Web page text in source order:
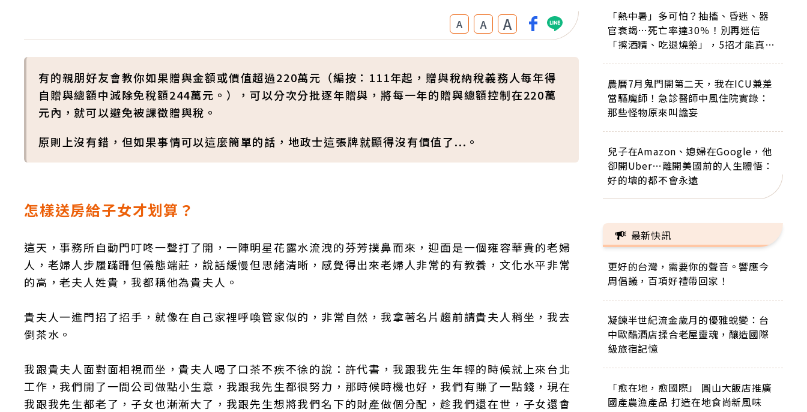
A A A
有的親朋好友會教你如果贈與金額或價值超過220萬元（編按：111年起，贈與稅納稅義務人每年得
自贈與總額中減除免稅額244萬元。），可以分次分批逐年贈與，將每一年的贈與總額控制在220萬
元內，就可以避免被課徵贈與稅。
原則上沒有錯，但如果事情可以這麼簡單的話，地政士這張牌就顯得沒有價值了...。
怎樣送房給子女才划算？
這天，事務所自動門叮咚一聲打了開，一陣明星花露水流洩的芬芳撲鼻而來，迎面是一個雍容華貴的老婦
人，老婦人步履蹣跚但儀態端莊，說話緩慢但思緒清晰，感覺得出來老婦人非常的有教養，文化水平非常
的高，老夫人姓貴，我都稱他為貴夫人。
貴夫人一進門招了招手，就像在自己家裡呼喚管家似的，非常自然，我拿著名片趨前請貴夫人稍坐，我去
倒茶水。
我跟貴夫人面對面相視而坐，貴夫人喝了口茶不疾不徐的說：許代書，我跟我先生年輕的時候就上來台北
工作，我們開了一間公司做點小生意，我跟我先生都很努力，那時候時機也好，我們有賺了一點錢，現在
我跟我先生都老了，子女也漸漸大了，我跟先生想將我們名下的財產做個分配，趁我們還在世，子女還會
「熱中暑」多可怕？抽搐、昏迷、器
官衰竭…死亡率達30％！別再迷信
「擦酒精、吃退燒藥」，5招才能真救
農曆7月鬼門開第二天，我在ICU兼差
當驅魔師！急診醫師中風住院實錄：
那些怪物原來叫譫妄
兒子在Amazon、媳婦在Google，他
卻開Uber…離開美國前的人生體悟：
好的壞的都不會永遠
最新快訊
更好的台灣，需要你的聲音。響應今
周倡議，百項好禮帶回家！
凝鍊半世紀流金歲月的優雅蛻變：台
中歐酷酒店揉合老屋靈魂，釀造國際
級旅宿記憶
「愈在地，愈國際」 圓山大飯店推廣
國產農漁產品 打造在地食尚新風味